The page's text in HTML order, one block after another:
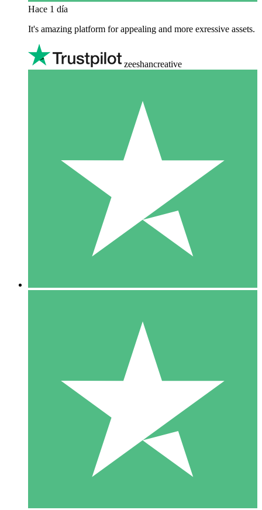
Hace 1 día
It's amazing platform for appealing and more exressive assets.
zeeshancreative